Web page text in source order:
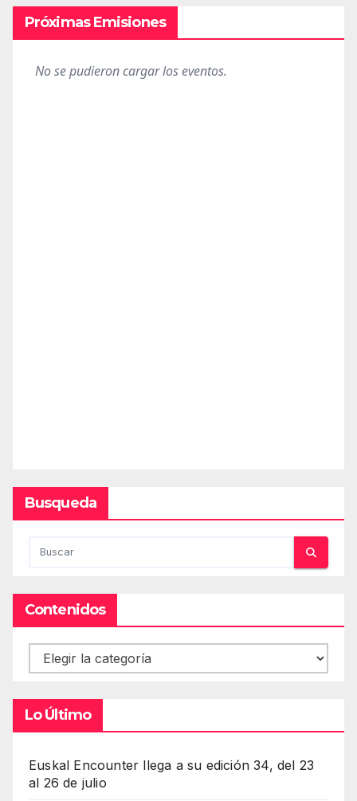
Próximas Emisiones
Busqueda
Contenidos
Contenidos
Lo Último
Euskal Encounter llega a su edición 34, del 23
al 26 de julio